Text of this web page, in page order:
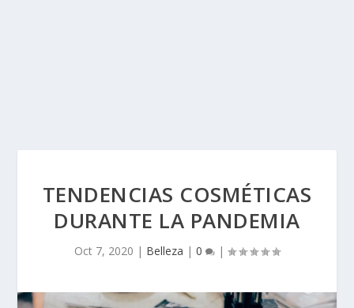
TENDENCIAS COSMÉTICAS
DURANTE LA PANDEMIA
Oct 7, 2020 | Belleza | 0 |